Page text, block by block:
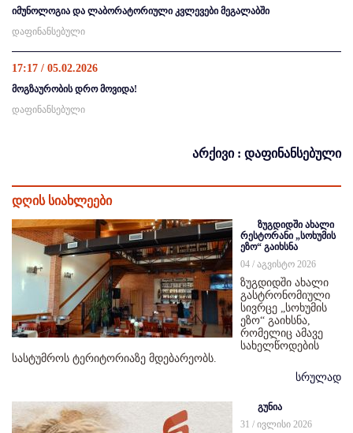
იმუნოლოგია და ლაბორატორიული კვლევები მეგალაბში
დაფინანსებული
17:17 / 05.02.2026
მოგზაურობის დრო მოვიდა!
დაფინანსებული
არქივი : დაფინანსებული
დღის სიახლეები
ზუგდიდში ახალი
რესტორანი „სოხუმის
ეზო“ გაიხსნა
04 / აგვისტო 2026
ზუგდიდში ახალი
გასტრონომიული
სივრცე „სოხუმის
ეზო“ გაიხსნა,
რომელიც ამავე
სახელწოდების
სასტუმროს ტერიტორიაზე მდებარეობს.
სრულად
გუნია
31 / ივლისი 2026